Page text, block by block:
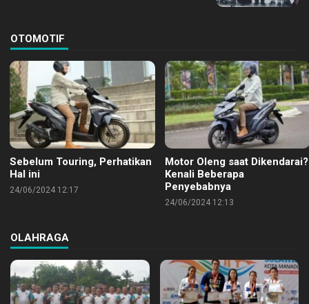
OTOMOTIF
Sebelum Touring, Perhatikan
Hal ini
24/06/2024 12:17
Motor Oleng saat Dikendarai?
Kenali Beberapa
Penyebabnya
24/06/2024 12:13
OLAHRAGA